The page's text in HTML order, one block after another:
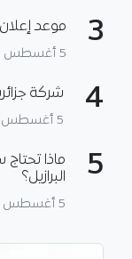
3 موعد إعلان
5 أغسطس 2026
4 شركة
5 أغسطس 2026
5
ماذا
البرازيل؟
5 أغسطس 2026